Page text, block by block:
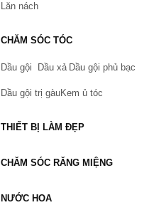
Lăn nách
CHĂM SÓC TÓC
Dầu gội Dầu xả Dầu gội phủ bạc
Dầu gội trị gàuKem ủ tóc
THIẾT BỊ LÀM ĐẸP
CHĂM SÓC RĂNG MIỆNG
NƯỚC HOA